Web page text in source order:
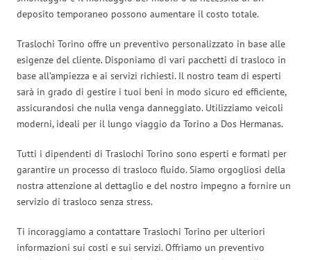
deposito temporaneo possono aumentare il costo totale.
Traslochi Torino offre un preventivo personalizzato in base alle
esigenze del cliente. Disponiamo di vari pacchetti di trasloco in
base all’ampiezza e ai servizi richiesti. Il nostro team di esperti
sarà in grado di gestire i tuoi beni in modo sicuro ed efficiente,
assicurandosi che nulla venga danneggiato. Utilizziamo veicoli
moderni, ideali per il lungo viaggio da Torino a Dos Hermanas.
Tutti i dipendenti di Traslochi Torino sono esperti e formati per
garantire un processo di trasloco fluido. Siamo orgogliosi della
nostra attenzione al dettaglio e del nostro impegno a fornire un
servizio di trasloco senza stress.
Ti incoraggiamo a contattare Traslochi Torino per ulteriori
informazioni sui costi e sui servizi. Offriamo un preventivo